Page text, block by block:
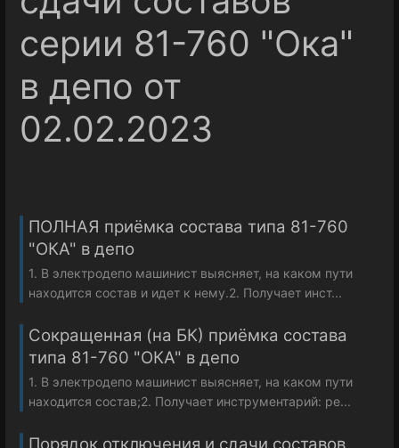
серии 81-760 "Ока"
в депо от
02.02.2023
ПОЛНАЯ приёмка состава типа 81-760
"ОКА" в депо
1. В электродепо машинист выясняет, на каком пути
находится состав и идет к нему.2. Получает инст...
Сокращенная (на БК) приёмка состава
типа 81-760 "ОКА" в депо
1. В электродепо машинист выясняет, на каком пути
находится состав;2. Получает инструментарий: ре...